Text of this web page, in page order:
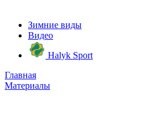
Зимние виды
Видео
Halyk Sport
Главная
Материалы